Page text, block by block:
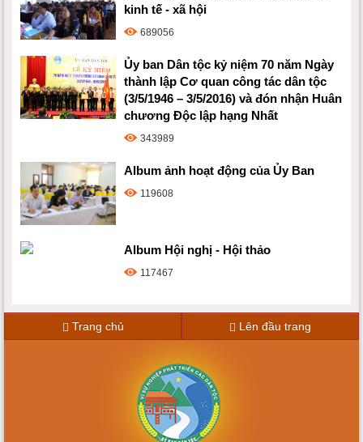
kinh tế - xã hội
689056
Ủy ban Dân tộc kỷ niệm 70 năm Ngày
thành lập Cơ quan công tác dân tộc
(3/5/1946 – 3/5/2016) và đón nhận Huân
chương Độc lập hạng Nhất
343989
Album ảnh hoạt động của Ủy Ban
119608
Album Hội nghị - Hội thảo
117467
Trang chủ Lên đầu trang